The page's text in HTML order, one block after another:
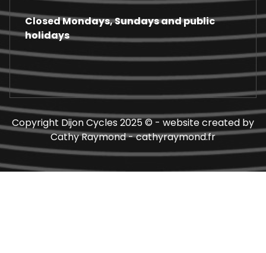
Closed Mondays, Sundays and public
holidays
Copyright Dijon Cycles 2025 © - website created by
Cathy Raymond - cathyraymond.fr